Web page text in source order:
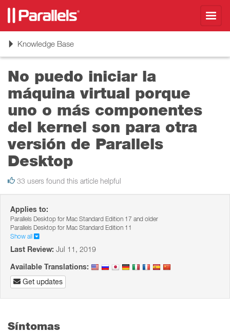
ToggleKnowledge Base
No puedo iniciar la
máquina virtual porque
uno o más componentes
del kernel son para otra
versión de Parallels
Desktop
33 users found this article helpful
Applies to:
Parallels Desktop for Mac Standard Edition 17 and older
Parallels Desktop for Mac Standard Edition 11
Show all
Last Review: Jul 11, 2019
Available Translations:
Get updates
Síntomas